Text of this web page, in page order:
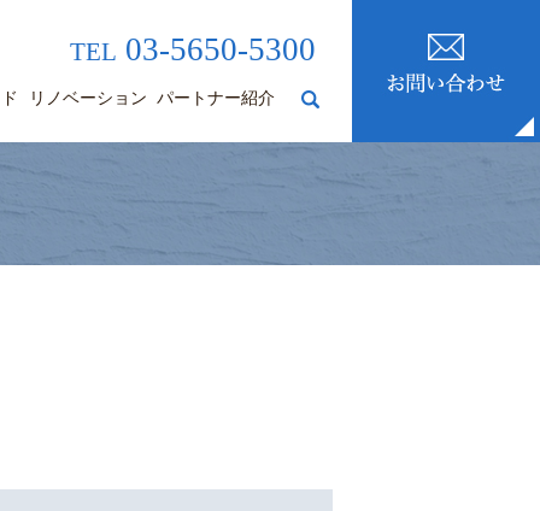
TEL 03-5650-5300
リノベーション パートナー紹介